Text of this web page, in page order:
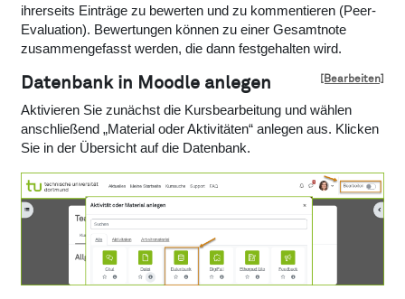
ihrerseits Einträge zu bewerten und zu kommentieren (Peer-
Evaluation). Bewertungen können zu einer Gesamtnote
zusammengefasst werden, die dann festgehalten wird.
Datenbank in Moodle anlegen [Bearbeiten]
Aktivieren Sie zunächst die Kursbearbeitung und wählen
anschließend „Material oder Aktivitäten“ anlegen aus. Klicken
Sie in der Übersicht auf die Datenbank.